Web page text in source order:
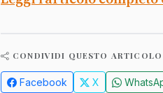
CONDIVIDI QUESTO ARTICOLO
Facebook X